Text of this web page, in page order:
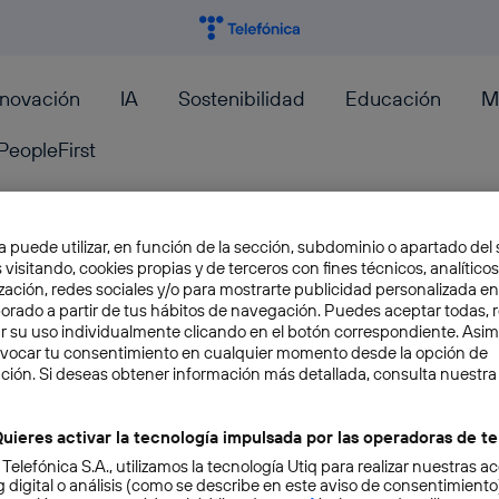
IA Sostenibilidad Educación
Cómo hacer una copia de
Timeline
Que levante la mano quien realiza copia de
cierta frecuencia. Seguramente seréis pocos.
incluyo,...
José María López
puede utilizar, en función de la sección, subdominio o apartado del
visitando, cookies propias y de terceros con fines técnicos,
redes sociales y/o para mostrarte publicidad personalizada
a partir de tus hábitos de navegación. Puedes aceptar todas,
su uso individualmente clicando en el botón correspondiente.
tu consentimiento en cualquier momento desde la opción de
Si deseas obtener información más detallada, consulta nuestra
activar la tecnología impulsada por las operadoras de
S.A., utilizamos la tecnología Utiq para realizar nuestras
digital o análisis (como se describe en este aviso de